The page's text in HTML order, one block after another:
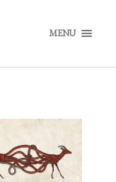
MENU